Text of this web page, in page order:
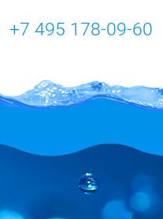
+7 495 178-09-60